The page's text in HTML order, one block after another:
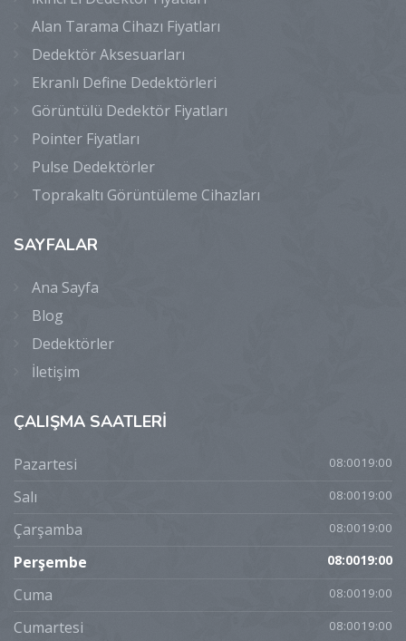
Alan Tarama Cihazı Fiyatları
Dedektör Aksesuarları
Ekranlı Define Dedektörleri
Görüntülü Dedektör Fiyatları
Pointer Fiyatları
Pulse Dedektörler
Toprakaltı Görüntüleme Cihazları
SAYFALAR
Ana Sayfa
Blog
Dedektörler
İletişim
ÇALIŞMA SAATLERİ
Pazartesi 08:0019:00
Salı 08:0019:00
Çarşamba 08:0019:00
Perşembe 08:0019:00
Cuma 08:0019:00
Cumartesi 08:0019:00